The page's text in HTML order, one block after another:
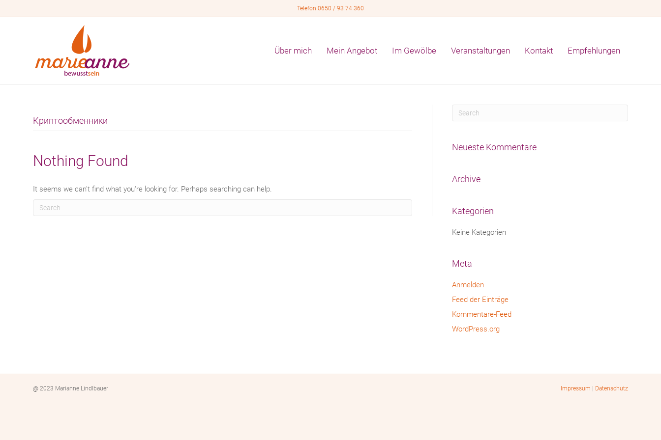
Telefon 0650 / 93 74 360
Über mich Mein Angebot Im Gewölbe Veranstaltungen Kontakt Empfehlungen
Криптообменники
Nothing Found
It seems we can't find what you're looking for. Perhaps searching can help.
Neueste Kommentare
Archive
Kategorien
Keine Kategorien
Meta
Anmelden
Feed der Einträge
Kommentare-Feed
WordPress.org
@ 2023 Marianne Lindlbauer Impressum Datenschutz